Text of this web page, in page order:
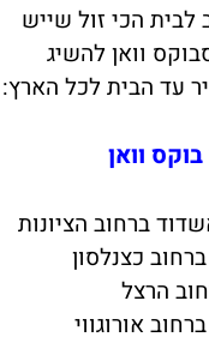
לבית הכי זול שייש
וואן להשיג
עד הבית לכל הארץ:
וואן
ברחוב הציונות
כצנלסון
הרצל
אורוגווי